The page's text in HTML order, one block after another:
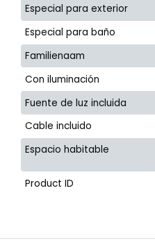
Especial para exterior
Especial para baño
Familienaam
Con iluminación
Fuente de luz incluida
Cable incluido
Espacio habitable
Product ID